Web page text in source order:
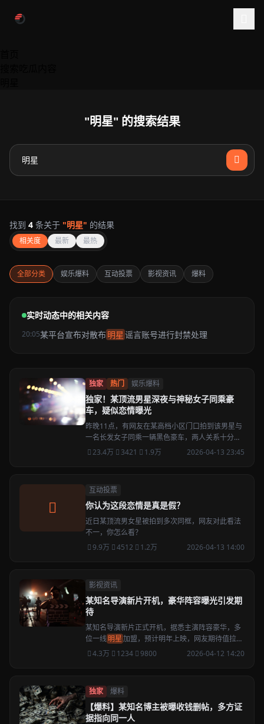
"明星" 的搜索结果
找到 4 条关于 "明星" 的结果
相关度 最新 最热
全部分类 娱乐爆料 互动投票 影视资讯 爆料
实时动态中的相关内容
20:05某平台宣布对散布明星谣言账号进行封禁处理
独家 热门 娱乐爆料
独家！某顶流男星深夜与神秘女子同乘豪
车，疑似恋情曝光
昨晚11点，有网友在某高档小区门口拍到该男星与
一名长发女子同乘一辆黑色豪车，两人关系十分亲
密，目前该男星工作室尚未回应。
23.4万 3421 1.9万 2026-04-13 23:45
互动投票
你认为这段恋情是真是假？
近日某顶流男女星被拍到多次同框，网友对此看法
不一，你怎么看？
9.9万
4512 1.2万 2026-04-13 14:00
影视资讯
某知名导演新片开机，豪华阵容曝光引发期
待
某知名导演新片正式开机，据悉主演阵容豪华，多
位一线明星加盟，预计明年上映，网友期待值拉
满。4.3万 1234 9800 2026-04-12 14:20
独家 爆料
【爆料】某知名博主被曝收钱删帖，多方证
据指向同一人